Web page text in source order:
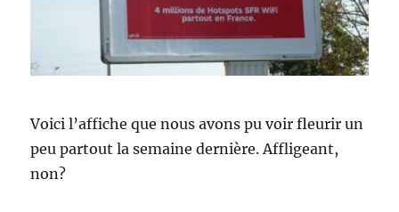
Voici l’affiche que nous avons pu voir fleurir un
peu partout la semaine dernière. Affligeant,
non?